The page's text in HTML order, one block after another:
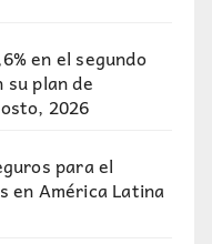
en el segundo
plan de
2026
para el
en América Latina